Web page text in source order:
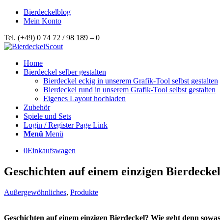
Bierdeckelblog
Mein Konto
Tel. (+49) 0 74 72 / 98 189 – 0
Home
Bierdeckel selber gestalten
Bierdeckel eckig in unserem Grafik-Tool selbst gestalten
Bierdeckel rund in unserem Grafik-Tool selbst gestalten
Eigenes Layout hochladen
Zubehör
Spiele und Sets
Login / Register Page Link
Menü Menü
0Einkaufswagen
Geschichten auf einem einzigen Bierdeckel
Außergewöhnliches, Produkte
Geschichten auf einem einzigen Bierdeckel? Wie geht denn